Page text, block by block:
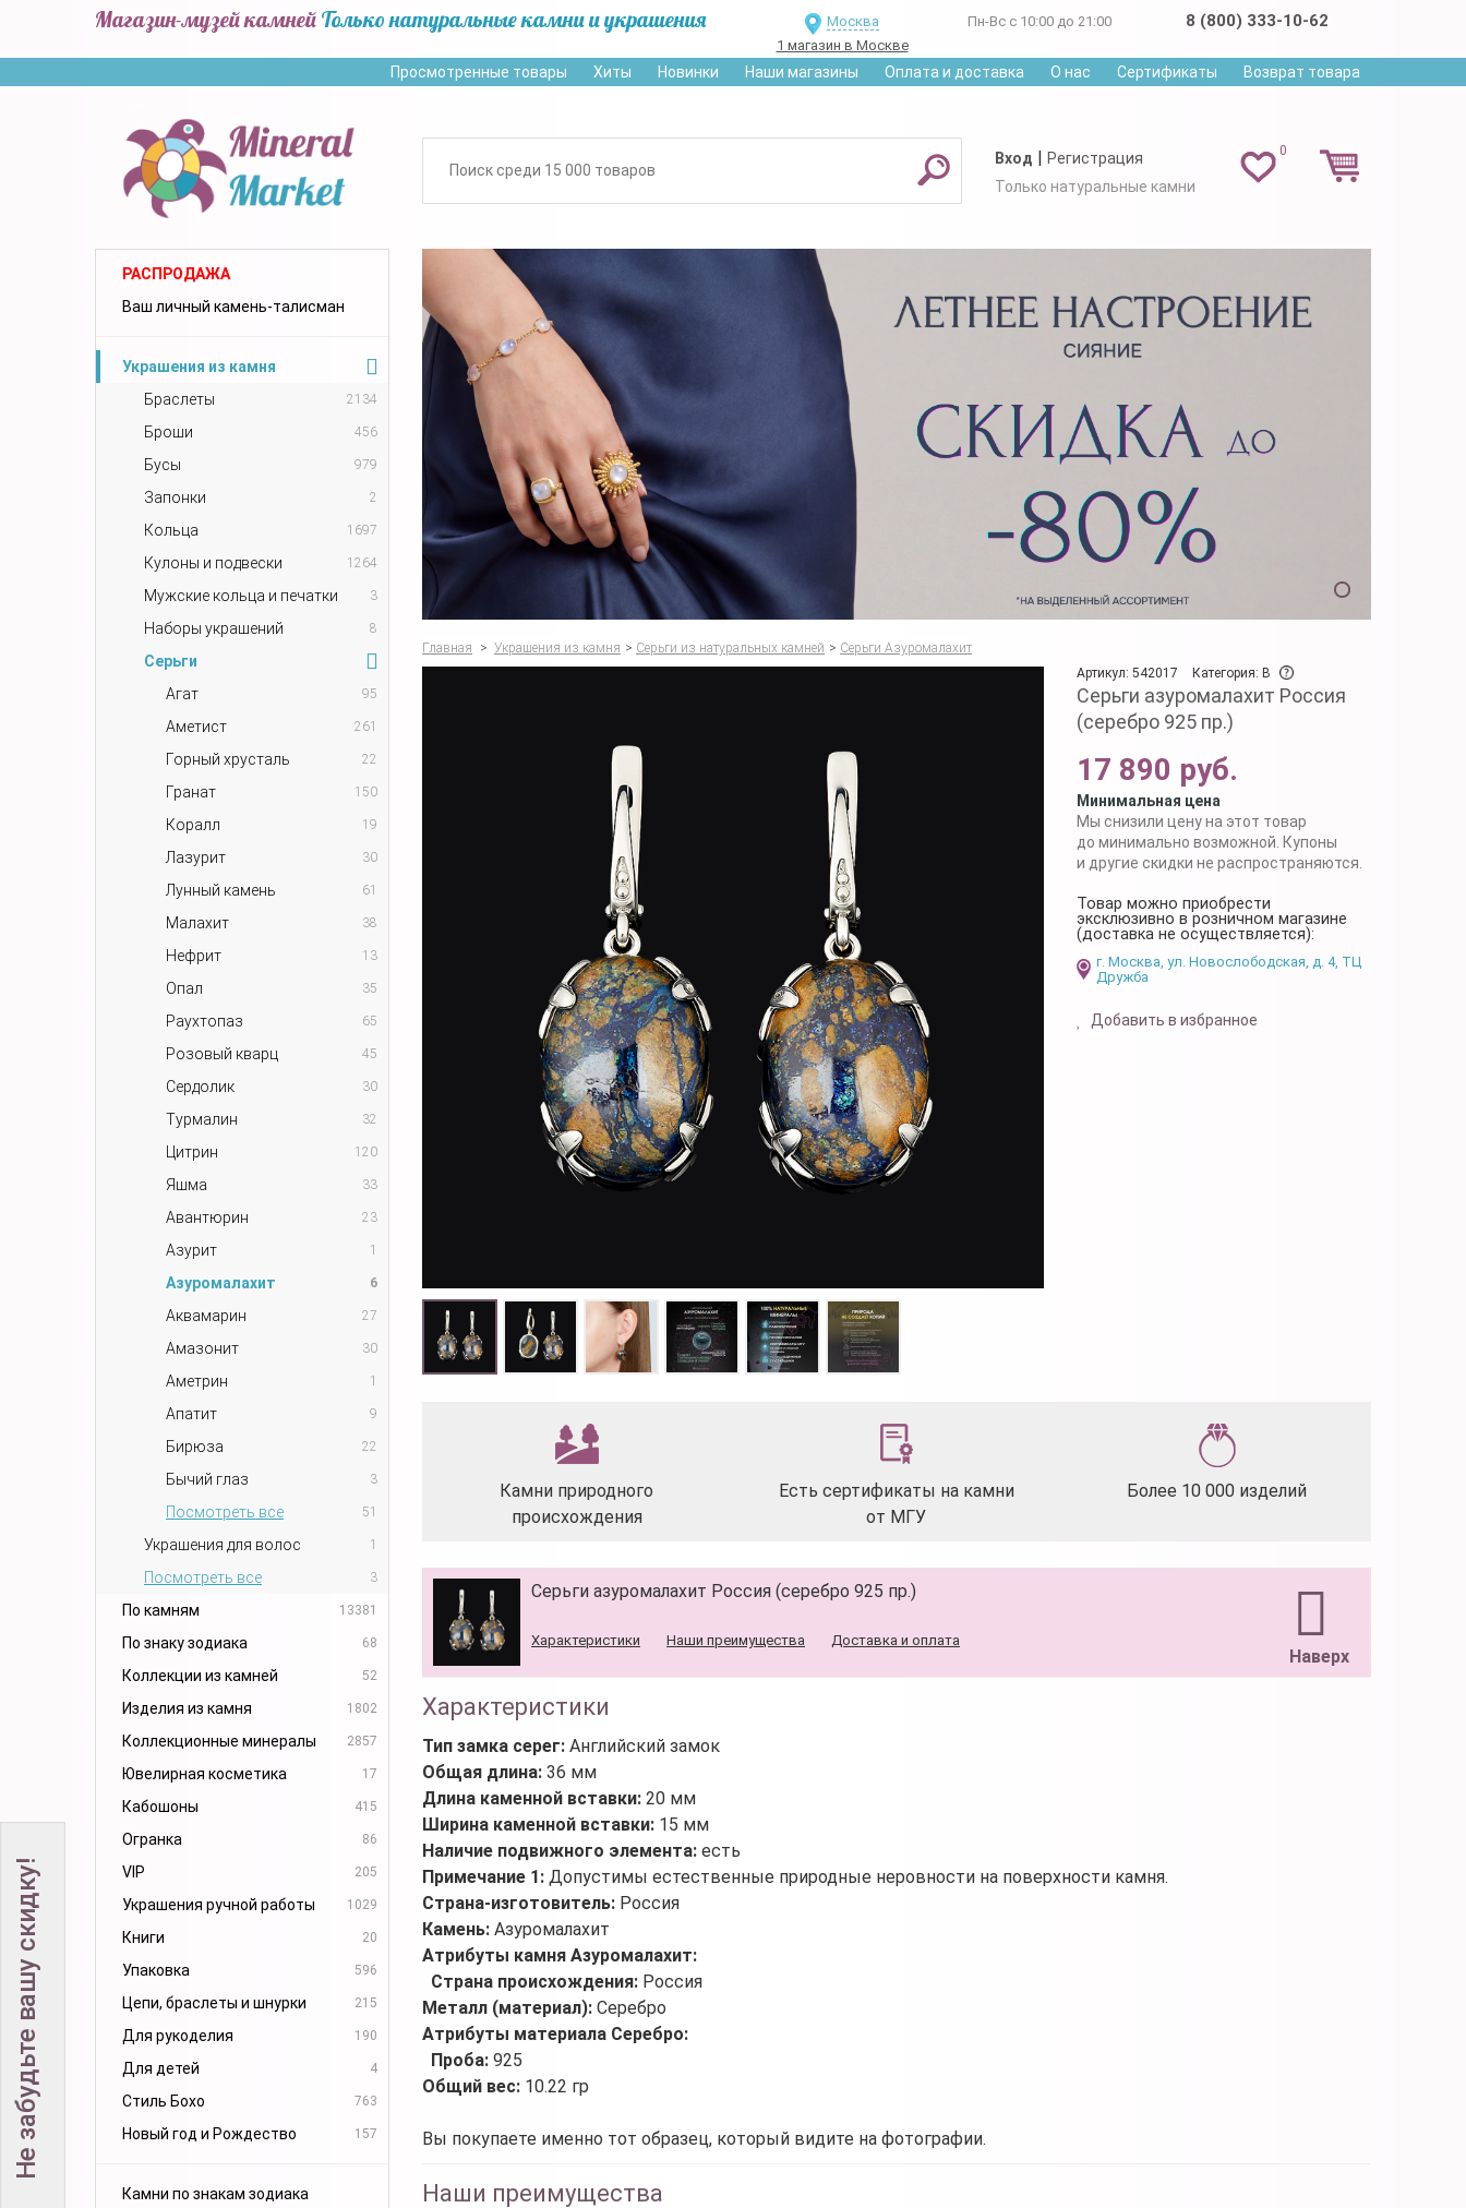
Магазин-музей камней Только натуральные камни и украшения
Москва
1 магазин в Москве
Пн-Вс с 10:00 до 21:00 8 (800) 333-10-62
Просмотренные товары Хиты Новинки Наши магазины Оплата и доставка О нас Сертификаты Возврат товара
0
Вход | Регистрация
Только натуральные камни
РАСПРОДАЖА
Ваш личный камень-талисман
Украшения из камня
Браслеты
2134
Броши 456
Бусы 979
Запонки 2
Кольца 1697
Кулоны и подвески 1264
Мужские кольца и печатки 3
Наборы украшений 8
Серьги
Агат
95
Аметист 261
Горный хрусталь 22
Гранат 150
Коралл 19
Лазурит 30
Лунный камень 61
Малахит 38
Нефрит 13
Опал 35
Раухтопаз 65
Розовый кварц 45
Сердолик 30
Турмалин 32
Цитрин 120
Яшма 33
Авантюрин 23
Азурит 1
Азуромалахит 6
Аквамарин 27
Амазонит 30
Аметрин 1
Апатит 9
Бирюза 22
Бычий глаз 3
Посмотреть все 51
Украшения для волос 1
Посмотреть все 3
По камням 13381
По знаку зодиака 68
Коллекции из камней 52
Изделия из камня 1802
Коллекционные минералы 2857
Ювелирная косметика 17
Кабошоны 415
Огранка 86
VIP 205
Украшения ручной работы 1029
Книги 20
Упаковка 596
Цепи, браслеты и шнурки 215
Для рукоделия 190
Для детей 4
Стиль Бохо 763
Новый год и Рождество 157
Камни по знакам зодиака
Главная > Украшения из камня > Серьги из натуральных камней > Серьги Азуромалахит
Артикул: 542017
Категория: B
Серьги азуромалахит Россия
(серебро 925 пр.)
17 890 руб.
Минимальная цена
Мы снизили цену на этот товар
до минимально возможной. Купоны
и другие скидки не распространяются.
Товар можно приобрести
эксклюзивно в розничном магазине
(доставка не осуществляется):
г. Москва, ул. Новослободская, д. 4, ТЦ
Дружба
Добавить в избранное
Камни природного
происхождения
Есть сертификаты на камни
от МГУ
Более 10 000 изделий
Серьги азуромалахит Россия (серебро 925 пр.)
Наверх
Характеристики Наши преимущества Доставка и оплата
Характеристики
Тип замка серег: Английский замок
Общая длина: 36 мм
Длина каменной вставки: 20 мм
Ширина каменной вставки: 15 мм
Наличие подвижного элемента: есть
Примечание 1: Допустимы естественные природные неровности на поверхности камня.
Страна-изготовитель: Россия
Камень: Азуромалахит
Атрибуты камня Азуромалахит:
Страна происхождения: Россия
Металл (материал): Серебро
Атрибуты материала Серебро:
Проба: 925
Общий вес: 10.22 гр
Вы покупаете именно тот образец, который видите на фотографии.
Наши преимущества
Не забудьте вашу скидку!